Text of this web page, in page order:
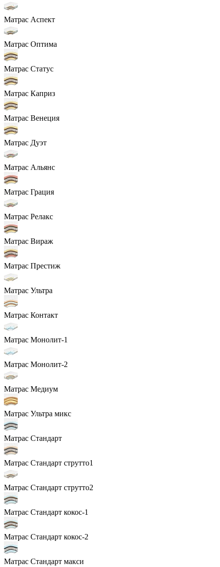
Матрас Аспект
Матрас Оптима
Матрас Статус
Матрас Каприз
Матрас Венеция
Матрас Дуэт
Матрас Альянс
Матрас Грация
Матрас Релакс
Матрас Вираж
Матрас Престиж
Матрас Ультра
Матрас Контакт
Матрас Монолит-1
Матрас Монолит-2
Матрас Медиум
Матрас Ультра микс
Матрас Стандарт
Матрас Стандарт струтто1
Матрас Стандарт струтто2
Матрас Стандарт кокос-1
Матрас Стандарт кокос-2
Матрас Стандарт макси